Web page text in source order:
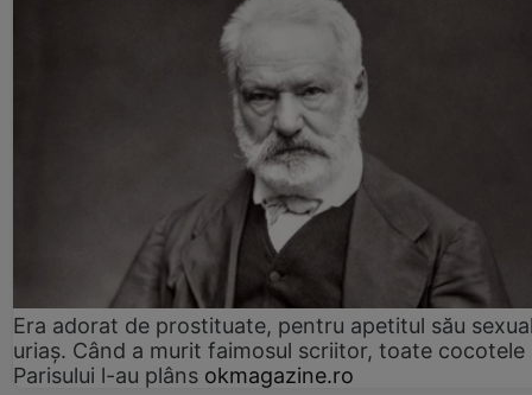
Era adorat de prostituate, pentru apetitul său
uriaș. Când a murit faimosul scriitor, toate cocotele
Parisului l-au plâns okmagazine.ro